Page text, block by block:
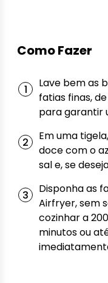
Como Fazer
Lave bem as
fatias finas,
para garantir
Em uma
doce com o
sal e, se
Disponha as
Airfryer, sem
cozinhar a
minutos ou